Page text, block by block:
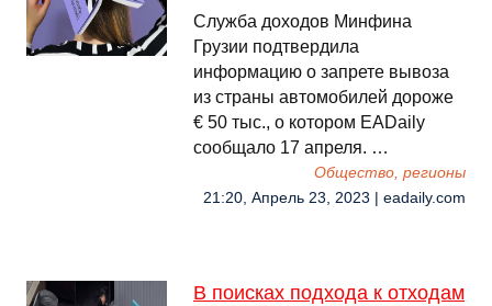
Служба доходов Минфина
Грузии подтвердила
информацию о запрете вывоза
из страны автомобилей дороже
€ 50 тыс., о котором EADaily
сообщало 17 апреля. …
Общество, регионы
21:20, Апрель 23, 2023 | eadaily.com
В поисках подхода к отходам